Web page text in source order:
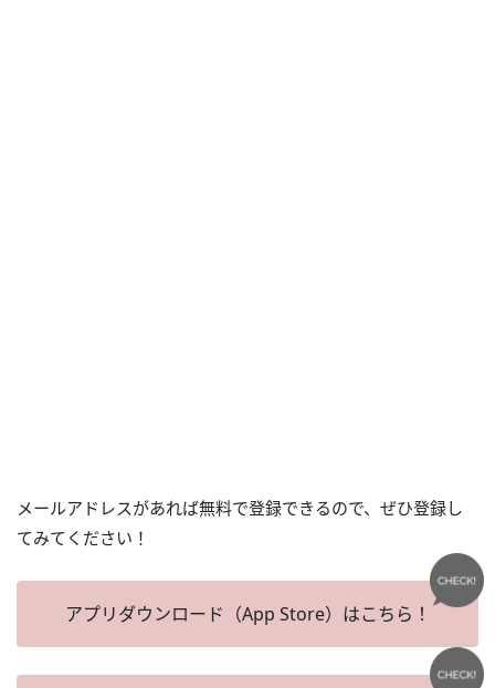
メールアドレスがあれば無料で登録できるので、ぜひ登録し
てみてください！
アプリダウンロード（App Store）はこちら！